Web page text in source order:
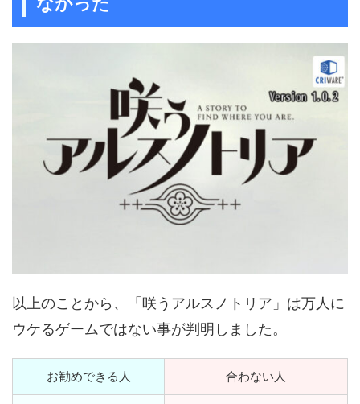
以上のことから、「咲うアルスノトリア」は万人に
ウケるゲームではない事が判明しました。
お勧めできる人 合わない人